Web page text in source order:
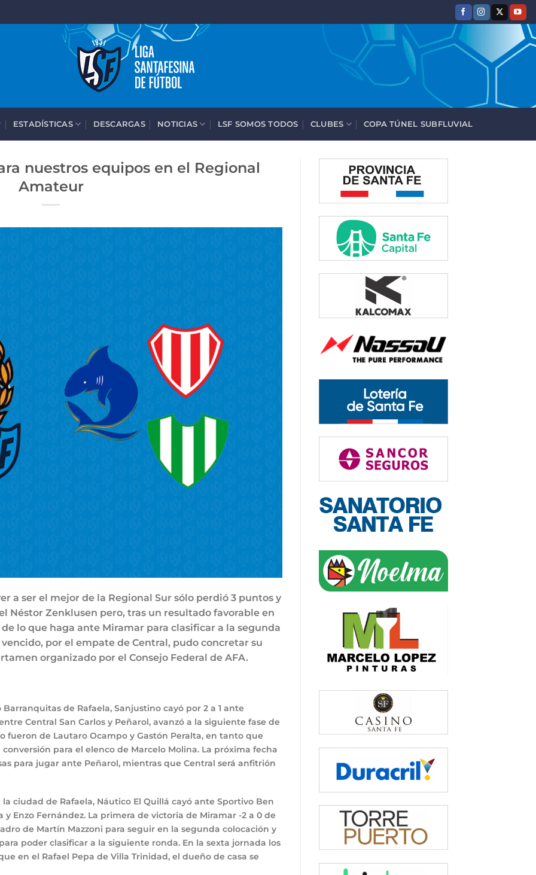
ESTADÍSTICAS DESCARGAS NOTICIAS LSF SOMOS TODOS CLUBES COPA TÚNEL SUBFLUVIAL
nuestros equipos en el Regional
Amateur
a ser el mejor de la Regional Sur sólo perdió 3 puntos y
Néstor Zenklusen pero, tras un resultado favorable en
lo que haga ante Miramar para clasificar a la segunda
por el empate de Central, pudo concretar su
organizado por el Consejo Federal de AFA.
de Rafaela, Sanjustino cayó por 2 a 1 ante
Central San Carlos y Peñarol, avanzó a la siguiente fase de
fueron de Lautaro Ocampo y Gastón Peralta, en tanto que
para el elenco de Marcelo Molina. La próxima fecha
para jugar ante Peñarol, mientras que Central será anfitrión
la ciudad de Rafaela, Náutico El Quillá cayó ante Sportivo Ben
Enzo Fernández. La primera de victoria de Miramar -2 a 0 de
de Martín Mazzoni para seguir en la segunda colocación y
poder clasificar a la siguiente ronda. En la sexta jornada los
en el Rafael Pepa de Villa Trinidad, el dueño de casa se